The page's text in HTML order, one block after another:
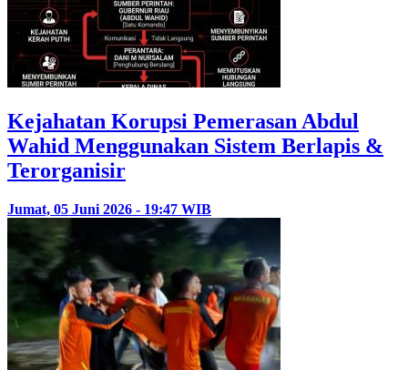
Kejahatan Korupsi Pemerasan Abdul
Wahid Menggunakan Sistem Berlapis &
Terorganisir
Jumat, 05 Juni 2026 - 19:47 WIB